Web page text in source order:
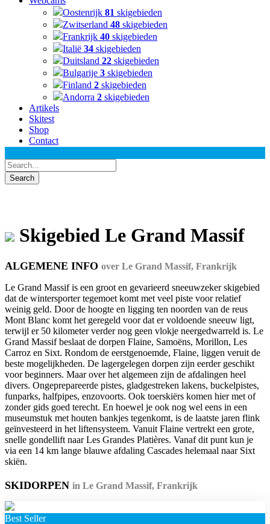
Oostenrijk 81 skigebieden
Zwitserland 48 skigebieden
Frankrijk 40 skigebieden
Italië 34 skigebieden
Duitsland 22 skigebieden
Bulgarije 3 skigebieden
Finland 2 skigebieden
Andorra 2 skigebieden
Artikels
Skitest
Shop
Contact
Skigebied Le Grand Massif
ALGEMENE INFO over Le Grand Massif, Frankrijk
Le Grand Massif is een groot en gevarieerd sneeuwzeker skigebied
dat de wintersporter tegemoet komt met veel piste voor relatief
weinig geld. Door de hoogte en ligging ten noorden van de reus
Mont Blanc komt het geregeld voor dat er voldoende sneeuw ligt,
terwijl er 50 kilometer verder nog geen vlokje neergedwarreld is. Le
Grand Massif beslaat de dorpen Flaine, Samoëns, Morillon, Les
Carroz en Sixt. Rondom de eerstgenoemde, Flaine, liggen veruit de
beste mogelijkheden. De lagergelegen dorpen zijn eerder geschikt
voor beginners. Maar over het algemeen zijn de afdalingen heel
divers. Ongeprepareerde pistes, gladgestreken lakens, buckelpistes,
funparks, halfpipes, enzovoorts. Ook toerskiërs komen hier met of
zonder gids goed terecht. En hoewel je ook nog wel eens in een
museumstuk met houten bankjes tegenkomt, is de laatste jaren flink
geïnvesteerd in het liftensysteem. Vanuit Flaine vertrekt een grote,
snelle gondellift naar Les Grandes Platières. Vanaf dit punt kun je
via een 14 km lange blauwe afdaling Cascades helemaal naar Sixt
skiën.
SKIDORPEN in Le Grand Massif, Frankrijk
Best Seller